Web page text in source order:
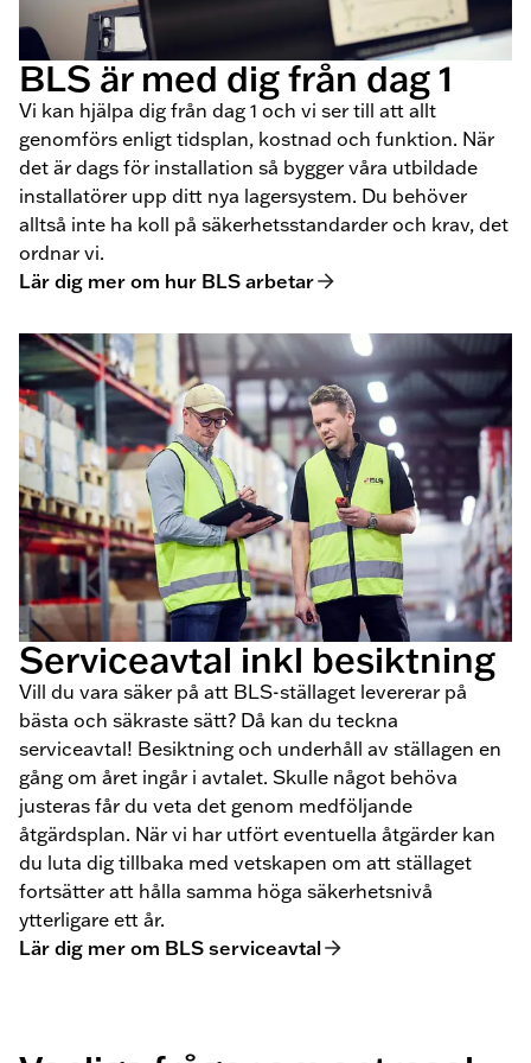
BLS är med dig från dag 1
Vi kan hjälpa dig från dag 1 och vi ser till att allt
genomförs enligt tidsplan, kostnad och funktion. När
det är dags för installation så bygger våra utbildade
installatörer upp ditt nya lagersystem. Du behöver
alltså inte ha koll på säkerhetsstandarder och krav, det
ordnar vi.
Lär dig mer om hur BLS arbetar
Serviceavtal inkl besiktning
Vill du vara säker på att BLS-ställaget levererar på
bästa och säkraste sätt? Då kan du teckna
serviceavtal! Besiktning och underhåll av ställagen en
gång om året ingår i avtalet. Skulle något behöva
justeras får du veta det genom medföljande
åtgärdsplan. När vi har utfört eventuella åtgärder kan
du luta dig tillbaka med vetskapen om att ställaget
fortsätter att hålla samma höga säkerhetsnivå
ytterligare ett år.
Lär dig mer om BLS serviceavtal